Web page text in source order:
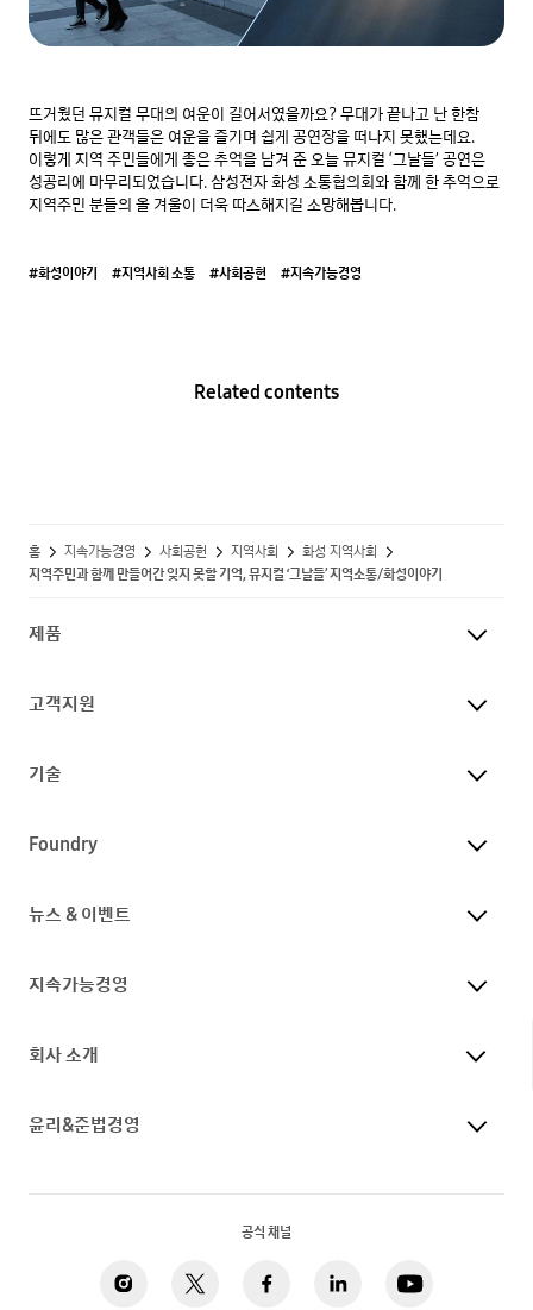
뜨거웠던 뮤지컬 무대의 여운이 길어서였을까요? 무대가 끝나고 난 한참
뒤에도 많은 관객들은 여운을 즐기며 쉽게 공연장을 떠나지 못했는데요.
이렇게 지역 주민들에게 좋은 추억을 남겨 준 오늘 뮤지컬 ‘그날들’ 공연은
성공리에 마무리되었습니다. 삼성전자 화성 소통협의회와 함께 한 추억으로
지역주민 분들의 올 겨울이 더욱 따스해지길 소망해봅니다.
#화성이야기 #지역사회 소통 #사회공헌 #지속가능경영
Related contents
홈 지속가능경영 사회공헌 지역사회
화성 지역사회
지역주민과 함께 만들어간 잊지 못할 기억, 뮤지컬 ‘그날들’ 지역소통/화성이야기
제품
고객지원
기술
Foundry
뉴스 & 이벤트
지속가능경영
회사 소개
윤리&준법경영
공식 채널